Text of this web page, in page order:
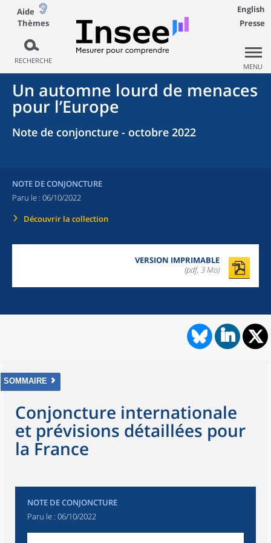
Aide
Thèmes
RECHERCHE
English
Presse
MENU
Un automne lourd de menaces
pour l’Europe
Note de conjoncture - octobre 2022
NOTE DE CONJONCTURE
Paru le : 06/10/2022
Découvrir la collection
VERSION IMPRIMABLE
(pdf, 3 Mo)
SOMMAIRE
Conjoncture internationale
et prévisions détaillées pour
la France
NOTE DE CONJONCTURE
Paru le : 06/10/2022